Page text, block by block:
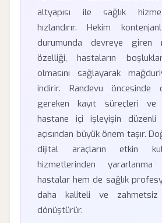
altyapısı ile sağlık
hızlandırır. Hekim
durumunda devreye giren
özelliği, hastaların
olmasını sağlayarak
indirir. Randevu öncesinde
gereken kayıt süreçleri ve
hastane içi işleyişin düzenli
açısından büyük önem taşır.
dijital araçların etkin
hizmetlerinden
hastalar hem de sağlık
daha kaliteli ve
dönüştürür.